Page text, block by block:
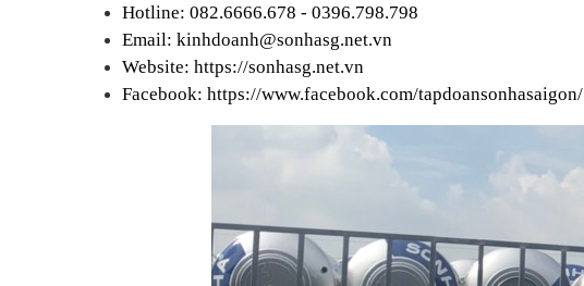
Hotline: 082.6666.678 - 0396.798.798
Email: kinhdoanh@sonhasg.net.vn
Website: https://sonhasg.net.vn
Facebook: https://www.facebook.com/tapdoansonhasaigon/